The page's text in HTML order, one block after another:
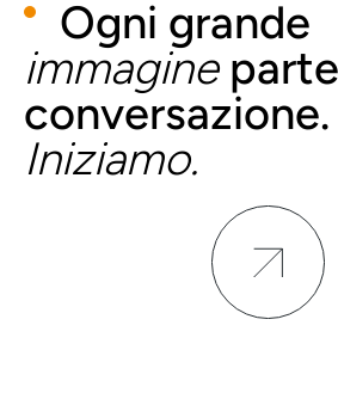
Ogni grande
immagine
conversazione.
Iniziamo.